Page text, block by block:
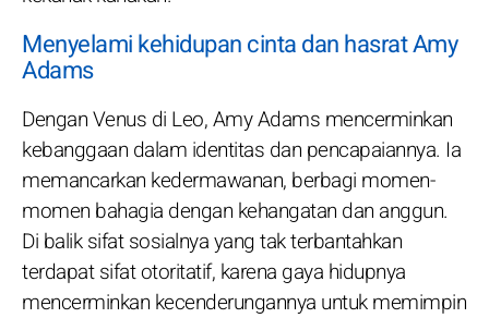
Menyelami kehidupan cinta dan hasrat Amy
Adams
Dengan Venus di Leo, Amy Adams mencerminkan
kebanggaan dalam identitas dan pencapaiannya. Ia
memancarkan kedermawanan, berbagi momen-
momen bahagia dengan kehangatan dan anggun.
Di balik sifat sosialnya yang tak terbantahkan
terdapat sifat otoritatif, karena gaya hidupnya
mencerminkan kecenderungannya untuk memimpin